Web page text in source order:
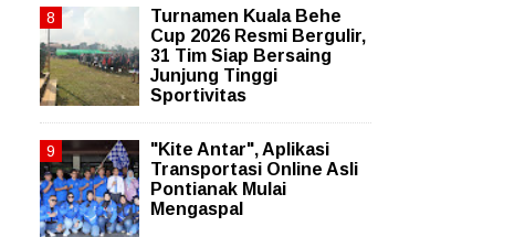
Turnamen Kuala Behe
Cup 2026 Resmi Bergulir,
31 Tim Siap Bersaing
Junjung Tinggi
Sportivitas
"Kite Antar", Aplikasi
Transportasi Online Asli
Pontianak Mulai
Mengaspal